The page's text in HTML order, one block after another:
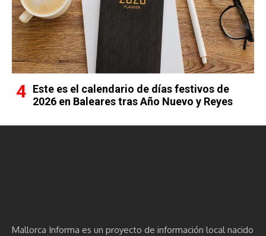
Este es el calendario de días festivos de
2026 en Baleares tras Año Nuevo y Reyes
Mallorca Informa es un proyecto de información local nacido